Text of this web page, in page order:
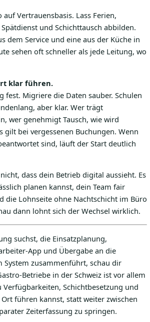
Vertrauensbasis. Lass Ferien,
und Schichttausch abbilden.
dem Service und eine aus der Küche in
sehen oft schneller als jede Leitung, wo
klar führen.
fest. Migriere die Daten sauber. Schulen
aber klar. Wer trägt
wer genehmigt Tausch, wie wird
gilt bei vergessenen Buchungen. Wenn
sind, läuft der Start deutlich
dass dein Betrieb digital aussieht. Es
planen kannst, dein Team fair
die Lohnseite ohne Nachtschicht im Büro
dann lohnt sich der Wechsel wirklich.
suchst, die Einsatzplanung,
App und Übergabe an die
System zusammenführt, schau dir
Betriebe in der Schweiz ist vor allem
Verfügbarkeiten, Schichtbesetzung und
führen kannst, statt weiter zwischen
Zeiterfassung zu springen.